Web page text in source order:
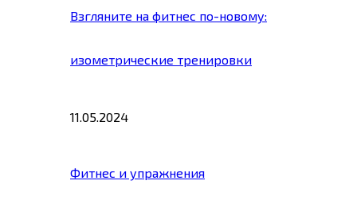
Взгляните на фитнес по-новому:
изометрические тренировки
11.05.2024
Фитнес и упражнения